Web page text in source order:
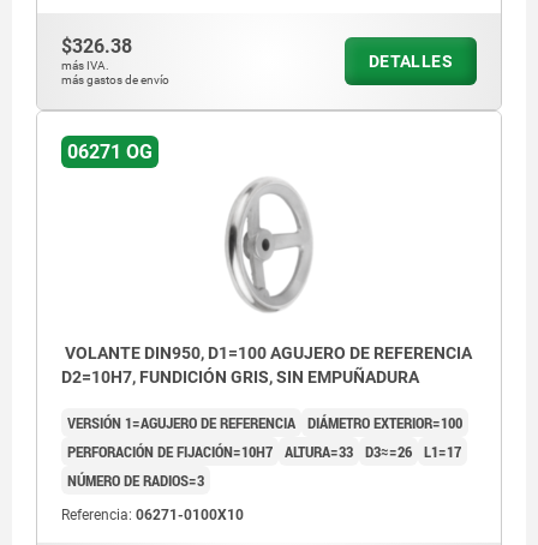
$326.38
más IVA.
más gastos de envío
DETALLES
06271 OG
VOLANTE DIN950, D1=100 AGUJERO DE REFERENCIA
D2=10H7, FUNDICIÓN GRIS, SIN EMPUÑADURA
VERSIÓN 1=AGUJERO DE REFERENCIA DIÁMETRO EXTERIOR=100
PERFORACIÓN DE FIJACIÓN=10H7 ALTURA=33 D3≈=26 L1=17
NÚMERO DE RADIOS=3
Referencia: 06271-0100X10